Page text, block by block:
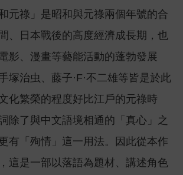
元祿」是昭和與元祿兩個年號的合
、日本戰後的高度經濟成長期，也
影、漫畫等藝能活動的蓬勃發展
塚治虫、藤子·F·不二雄等皆是於此
化繁榮的程度好比江戶的元祿時
除了與中文語境相通的「真心」之
有「殉情」這一用法。因此從本作
這是一部以落語為題材、講述角色